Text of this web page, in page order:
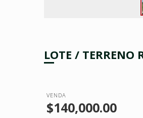
LOTE / TERRENO
VENDA
$140,000.00